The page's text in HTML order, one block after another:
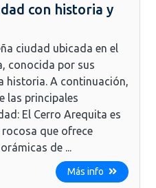
con historia y
ciudad ubicada en el
conocida por sus
historia. A continuación,
las principales
El Cerro Arequita es
que ofrece
de ...
Más info